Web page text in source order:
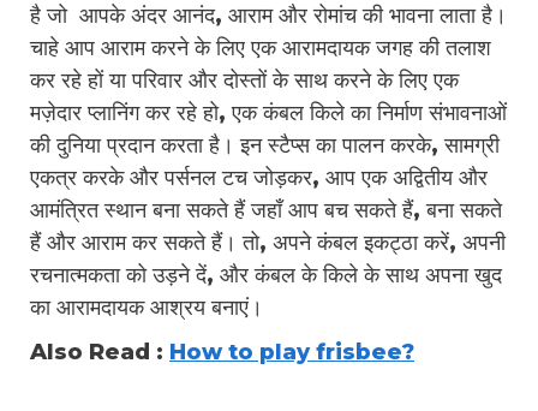
है जो आपके अंदर आनंद, आराम और रोमांच की भावना लाता है।
चाहे आप आराम करने के लिए एक आरामदायक जगह की तलाश
कर रहे हों या परिवार और दोस्तों के साथ करने के लिए एक
मज़ेदार प्लानिंग कर रहे हो, एक कंबल किले का निर्माण संभावनाओं
की दुनिया प्रदान करता है। इन स्टैप्स का पालन करके, सामग्री
एकत्र करके और पर्सनल टच जोड़कर, आप एक अद्वितीय और
आमंत्रित स्थान बना सकते हैं जहाँ आप बच सकते हैं, बना सकते
हैं और आराम कर सकते हैं। तो, अपने कंबल इकट्ठा करें, अपनी
रचनात्मकता को उड़ने दें, और कंबल के किले के साथ अपना खुद
का आरामदायक आश्रय बनाएं।
Also Read : How to play frisbee?